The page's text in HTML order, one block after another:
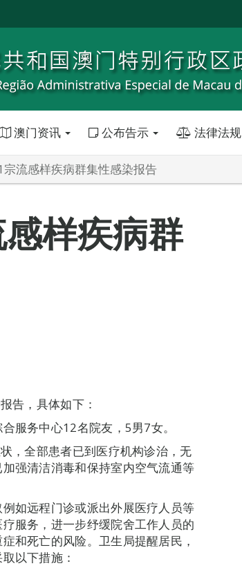
澳门资讯 公布告示 法律法规
流感样疾病群集性感染报告
样疾病群
告，具体如下：
服务中心12名院友，5男7女。
，全部患者已到医疗机构诊治，无
强清洁消毒和保持室内空气流通等
如远程门诊或派出外展医疗人员等
服务，进一步纾缓院舍工作人员的
和死亡的风险。卫生局提醒居民，
以下措施：